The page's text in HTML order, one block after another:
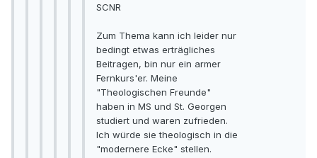
SCNR
Zum Thema kann ich leider nur
bedingt etwas erträgliches
Beitragen, bin nur ein armer
Fernkurs'er. Meine
"Theologischen Freunde"
haben in MS und St. Georgen
studiert und waren zufrieden.
Ich würde sie theologisch in die
"modernere Ecke" stellen.